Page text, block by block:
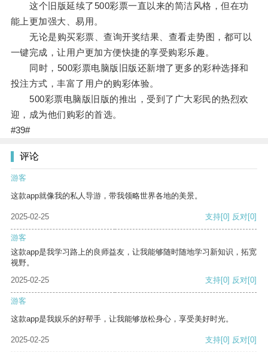
这个旧版延续了500彩票一直以来的简洁风格，但在功
能上更加强大、易用。
无论是购买彩票、查询开奖结果、查看走势图，都可以
一键完成，让用户更加方便快捷的享受购彩乐趣。
同时，500彩票电脑版旧版还新增了更多的彩种选择和
投注方式，丰富了用户的购彩体验。
500彩票电脑版旧版的推出，受到了广大彩民的热烈欢
迎，成为他们购彩的首选。
#39#
评论
游客
这款app就像我的私人导游，带我领略世界各地的美景。
2025-02-25 支持[0] 反对[0]
游客
这款app是我学习路上的良师益友，让我能够随时随地学习新知识，拓宽
视野。
2025-02-25
支持[0] 反对[0]
游客
这款app是我娱乐的好帮手，让我能够放松身心，享受美好时光。
2025-02-25 支持[0] 反对[0]